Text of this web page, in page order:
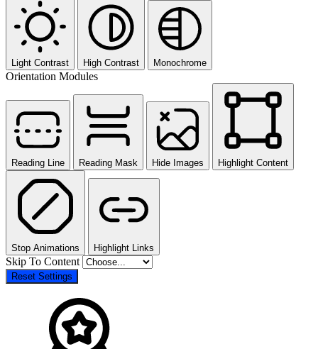
Light Contrast High Contrast Monochrome
Orientation Modules
Reading Line Reading Mask Hide Images Highlight Content
Stop Animations Highlight Links
Skip To Content
Reset Settings